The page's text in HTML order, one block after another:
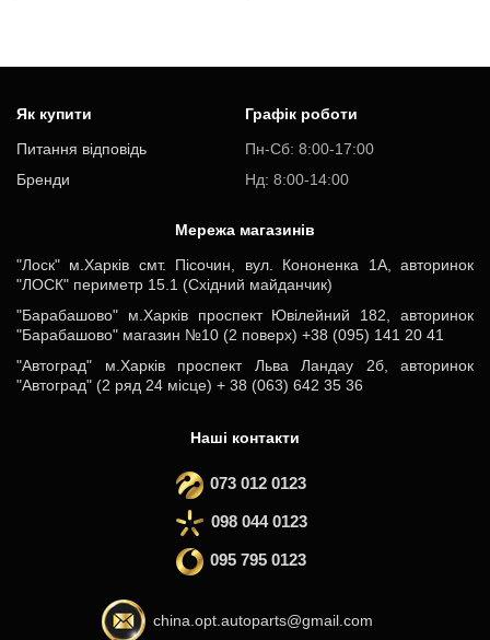
Як купити
Питання відповідь
Бренди
Графік роботи
Пн-Cб: 8:00-17:00
Нд: 8:00-14:00
Мережа магазинів
"Лоск" м.Харків смт. Пісочин, вул. Кононенка 1А, авторинок
"ЛОСК" периметр 15.1 (Східний майданчик)
"Барабашово" м.Харків проспект Ювілейний 182, авторинок
"Барабашово" магазин №10 (2 поверх) +38 (095) 141 20 41
"Автоград" м.Харків проспект Льва Ландау 2б, авторинок
"Автоград" (2 ряд 24 місце) + 38 (063) 642 35 36
Наші контакти
073 012 0123
098 044 0123
095 795 0123
china.opt.autoparts@gmail.com